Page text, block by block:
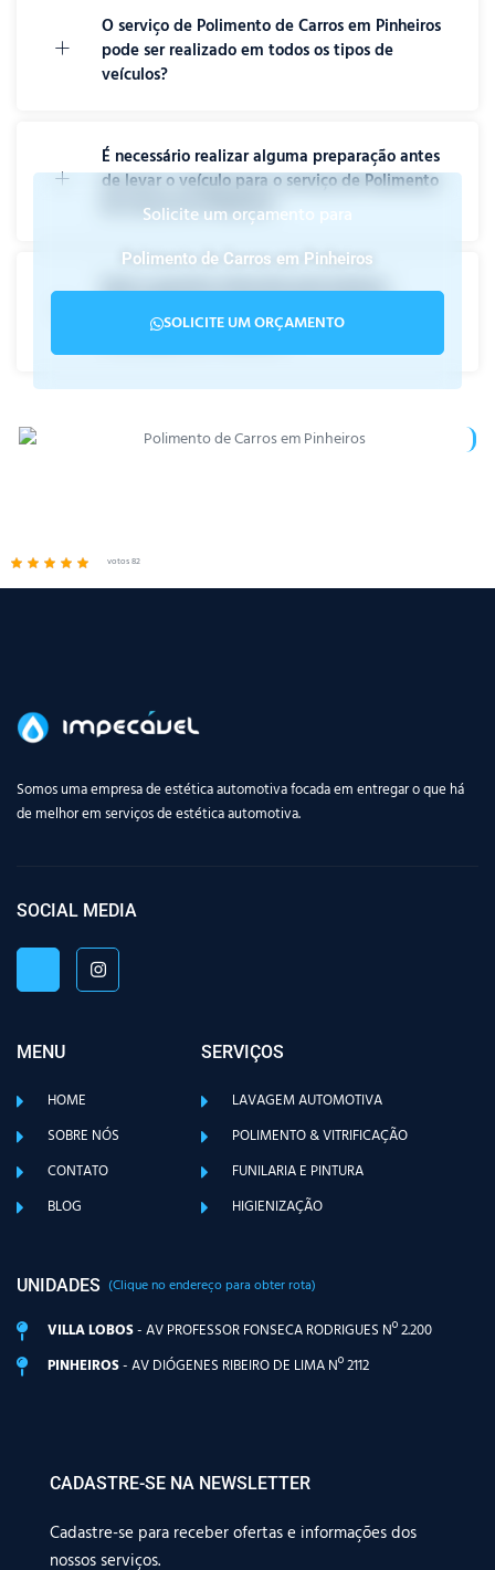
Solicite um orçamento para
Polimento de Carros em Pinheiros
SOLICITE UM ORÇAMENTO
O serviço de Polimento de Carros em Pinheiros
pode ser realizado em todos os tipos de
veículos?
É necessário realizar alguma preparação antes
de levar o veículo para o serviço de Polimento
de Carros em Pinheiros?
Qual a garantia oferecida pela Estetica
Impecável para o serviço de polimento e
vitrificação em Pinheiros?
votos 82
Somos uma empresa de estética automotiva focada em entregar o que há
de melhor em serviços de estética automotiva.
SOCIAL MEDIA
MENU
HOME
SOBRE NÓS
CONTATO
BLOG
SERVIÇOS
LAVAGEM AUTOMOTIVA
POLIMENTO & VITRIFICAÇÃO
FUNILARIA E PINTURA
HIGIENIZAÇÃO
UNIDADES (Clique no endereço para obter rota)
VILLA LOBOS- AV PROFESSOR FONSECA RODRIGUES Nº 2.200
PINHEIROS- AV DIÓGENES RIBEIRO DE LIMA Nº 2112
CADASTRE-SE NA NEWSLETTER
Cadastre-se para receber ofertas e informações dos
nossos serviços.